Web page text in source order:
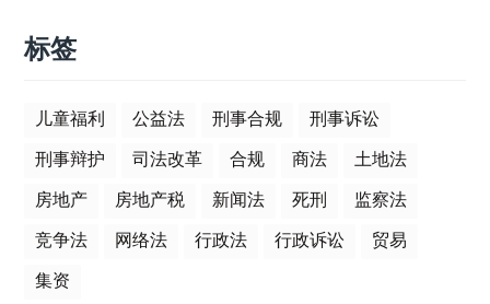
标签
儿童福利 公益法 刑事合规
刑事诉讼
刑事辩护
司法改革 合规 商法
土地法
房地产
房地产税 新闻法 死刑
监察法
竞争法
网络法 行政法 行政诉讼
贸易
集资